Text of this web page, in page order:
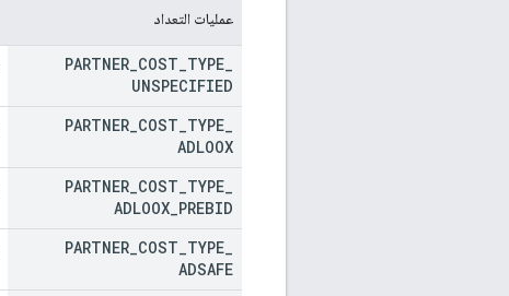
عمليات التعداد
PARTNER COST TYPE
UNSPECIFIED
PARTNER COST TYPE
ADLOOX
PARTNER COST TYPE
ADLOOX PREBID
PARTNER COST TYPE
ADSAFE